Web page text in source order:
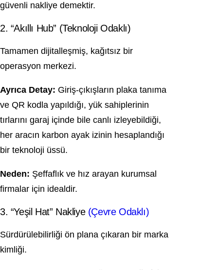
güvenli nakliye demektir.
2. “Akıllı Hub” (Teknoloji Odaklı)
Tamamen dijitalleşmiş, kağıtsız bir
operasyon merkezi.
Ayrıca Detay: Giriş-çıkışların plaka tanıma
ve QR kodla yapıldığı, yük sahiplerinin
tırlarını garaj içinde bile canlı izleyebildiği,
her aracın karbon ayak izinin hesaplandığı
bir teknoloji üssü.
Neden: Şeffaflık ve hız arayan kurumsal
firmalar için idealdir.
3. “Yeşil Hat” Nakliye (Çevre Odaklı)
Sürdürülebilirliği ön plana çıkaran bir marka
kimliği.